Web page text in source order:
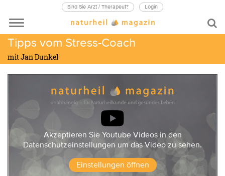
Sind Sie Arzt / Therapeut? Login
Tipps vom Stress-Coach
mit Jan Dunkel
Akzeptieren Sie Youtube Videos in den
Datenschutzeinstellungen um das Video zu sehen.
Einstellungen öffnen